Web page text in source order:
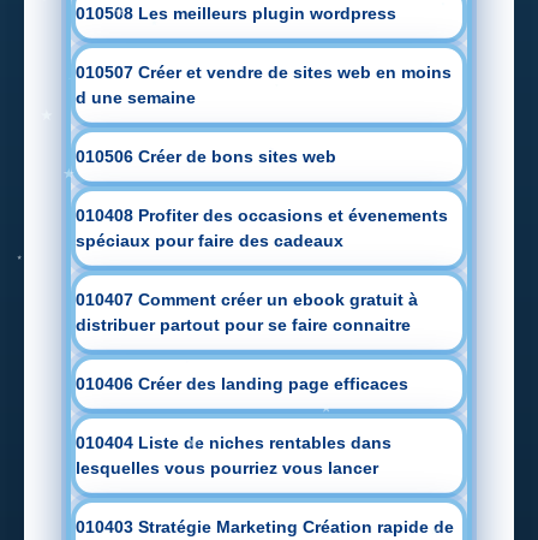
010508 Les meilleurs plugin wordpress
010507 Créer et vendre de sites web en moins
d une semaine
010506 Créer de bons sites web
010408 Profiter des occasions et évenements
spéciaux pour faire des cadeaux
010407 Comment créer un ebook gratuit à
distribuer partout pour se faire connaitre
010406 Créer des landing page efficaces
010404 Liste de niches rentables dans
lesquelles vous pourriez vous lancer
010403 Stratégie Marketing Création rapide de